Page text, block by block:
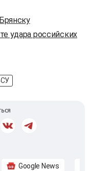
удара российских
Google News